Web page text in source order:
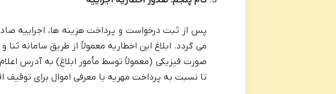
پس از ثبت درخواست و پرداخت هزینه ها، اجراییه
می گردد. ابلاغ این اخطاریه معمولاً از طریق سامانه
تا نسبت به پرداخت مهریه یا معرفی اموال برای توقیف